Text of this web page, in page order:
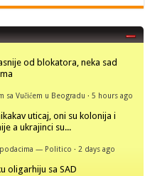
od blokatora, neka sad
sa Vučićem u Beogradu ·5 hours ago
uticaj, oni su kolonija i
a ukrajinci su...
— Politico ·2 days ago
oligarhiju sa SAD